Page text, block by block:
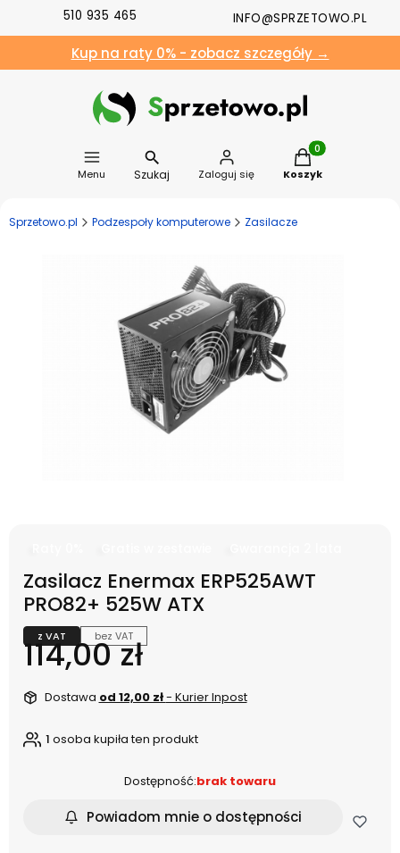
510 935 465 INFO@SPRZETOWO.PL
Kup na raty 0% - zobacz szczegóły →
Menu Szukaj Zaloguj się
Produkty w
Koszyk
Sprzetowo.pl Podzespoły komputerowe Zasilacze
Zasilacz Enermax ERP525AWT
PRO82+ 525W ATX
z VAT bez VAT
Cena
114,00 zł
Dostawa od 12,00 zł- Kurier Inpost
1 osoba kupiła ten produkt
Dostępność:brak towaru
Powiadom mnie o dostępności